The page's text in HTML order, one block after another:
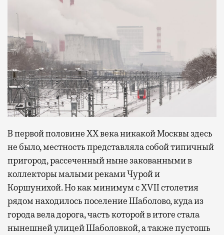
В первой половине XX века никакой Москвы здесь
не было, местность представляла собой типичный
пригород, рассеченный ныне закованными в
коллекторы малыми реками Чурой и
Коршунихой. Но как минимум с XVII столетия
рядом находилось поселение Шаболово, куда из
города вела дорога, часть которой в итоге стала
нынешней улицей Шаболовкой, а также пустошь